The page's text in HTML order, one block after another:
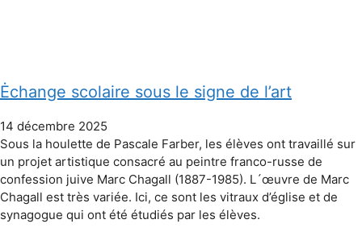
Ėchange scolaire sous le signe de l’art
14 décembre 2025
Sous la houlette de Pascale Farber, les élèves ont travaillé sur
un projet artistique consacré au peintre franco-russe de
confession juive Marc Chagall (1887-1985). L´œuvre de Marc
Chagall est très variée. Ici, ce sont les vitraux d’église et de
synagogue qui ont été étudiés par les élèves.